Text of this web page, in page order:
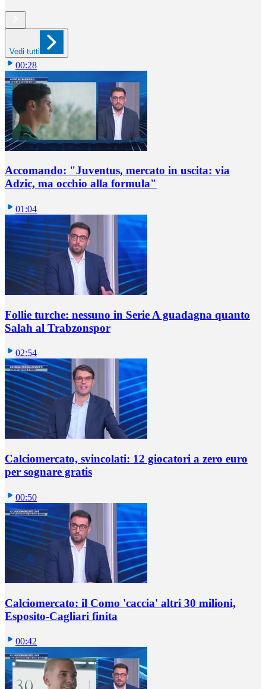
Vedi tutti
00:28
Accomando: "Juventus, mercato in uscita: via
Adzic, ma occhio alla formula"
01:04
Follie turche: nessuno in Serie A guadagna quanto
Salah al Trabzonspor
02:54
Calciomercato, svincolati: 12 giocatori a zero euro
per sognare gratis
00:50
Calciomercato: il Como 'caccia' altri 30 milioni,
Esposito-Cagliari finita
00:42